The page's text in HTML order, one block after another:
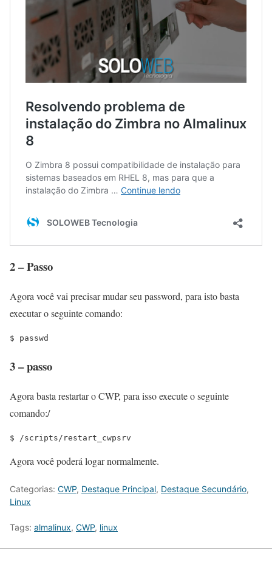
2 – Passo
Agora você vai precisar mudar seu password, para isto basta
executar o seguinte comando:
$ passwd
3 – passo
Agora basta restartar o CWP, para isso execute o seguinte
comando:/
$ /scripts/restart_cwpsrv
Agora você poderá logar normalmente.
Categorias: CWP, Destaque Principal, Destaque Secundário,
Linux
Tags: almalinux, CWP, linux